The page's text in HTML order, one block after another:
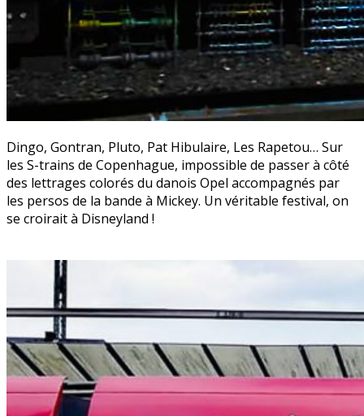
Dingo, Gontran, Pluto, Pat Hibulaire, Les Rapetou… Sur
les S-trains de Copenhague, impossible de passer à côté
des lettrages colorés du danois Opel accompagnés par
les persos de la bande à Mickey. Un véritable festival, on
se croirait à Disneyland !